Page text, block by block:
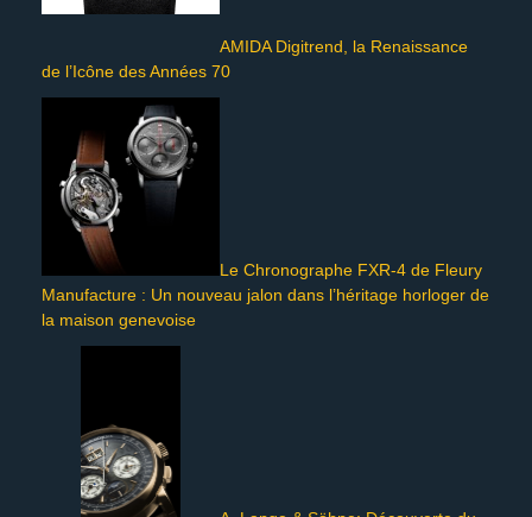
AMIDA Digitrend, la Renaissance
de l’Icône des Années 70
Le Chronographe FXR-4 de Fleury
Manufacture : Un nouveau jalon dans l’héritage horloger de
la maison genevoise